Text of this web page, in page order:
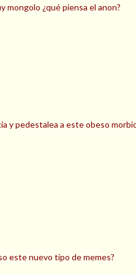
mongolo ¿qué piensa el anon?
y pedestalea a este obeso
este nuevo tipo de memes?